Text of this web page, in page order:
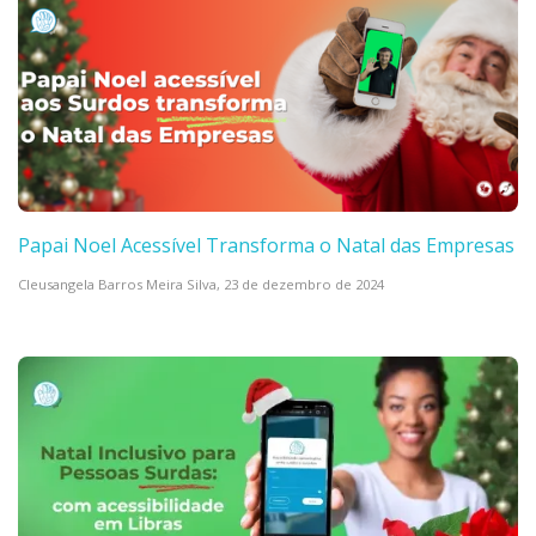
Papai Noel Acessível Transforma o Natal das Empresas
Cleusangela Barros Meira Silva, 23 de dezembro de 2024